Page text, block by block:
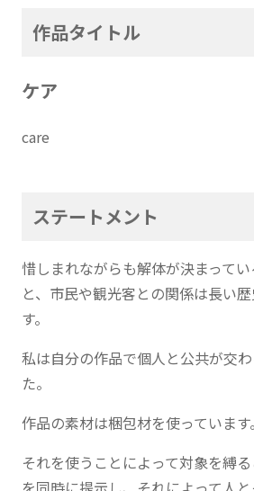
作品タイトル
ケア
care
ステートメント
惜しまれながらも解体が決まって
と、市⺠や観光客との関係は⻑い
す。
私は自分の作品で個人と公共が交
た。
作品の素材は梱包材を使っています。
それを使うことによって対象を縛